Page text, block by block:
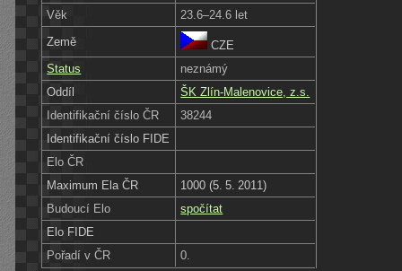
Věk
23.6–24.6 let
Země
CZE
Status
neznámý
Oddíl
ŠK Zlín-Malenovice, z.s.
Identifikační číslo ČR
38244
Identifikační číslo FIDE
Elo ČR
Maximum Ela ČR
1000 (5. 5. 2011)
Budoucí Elo
spočítat
Elo FIDE
Pořadí v ČR
0.